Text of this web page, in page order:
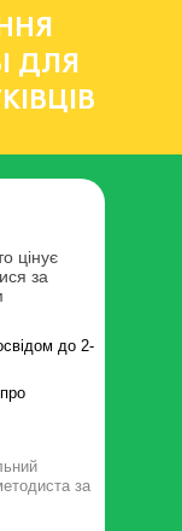
ДЛЯ
до 2-
про
за
цінує
за